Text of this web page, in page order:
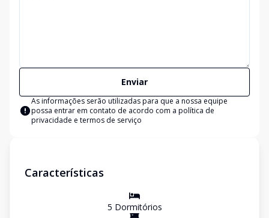
Enviar
As informações serão utilizadas para que a nossa equipe
possa entrar em contato de acordo com a política de
privacidade e termos de serviço
Características
5 Dormitórios